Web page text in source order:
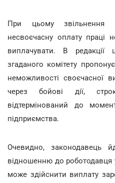
При цьому звільнення
несвоєчасну оплату праці
виплачувати. В редакції
згаданого комітету
неможливості своєчасної
через бойові дії,
відтермінований до
підприємства.
Очевидно, законодавець
відношенню до роботодавця
може здійснити виплату